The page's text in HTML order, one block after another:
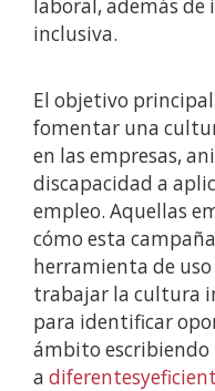
laboral, además
inclusiva.
El objetivo
fomentar una
en las empresas,
discapacidad a
empleo. Aquellas
cómo esta
herramienta de
trabajar la cultura
para identificar
ámbito escribiendo
a